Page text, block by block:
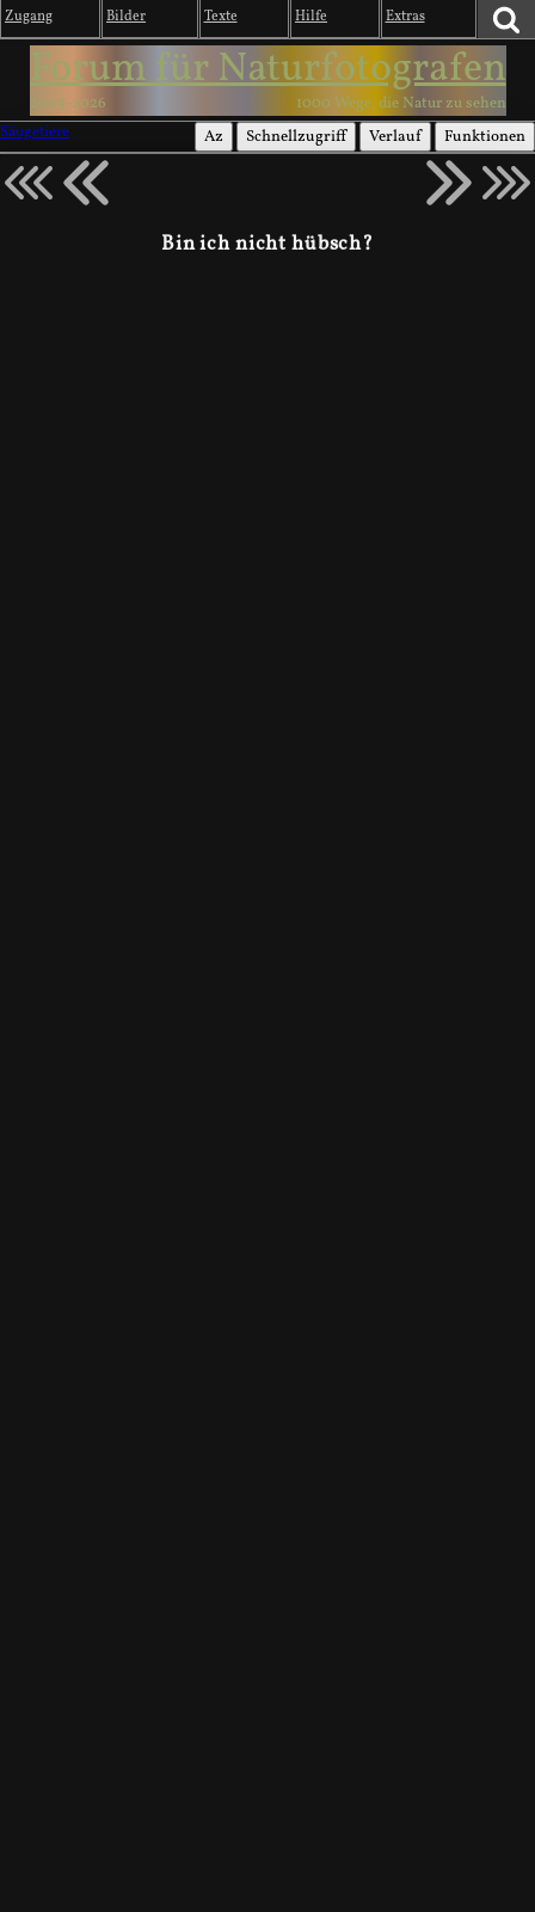
Zugang Bilder Texte Hilfe Extras
Forum für Naturfotografen
2003-2026
1000 Wege, die Natur zu sehen
Säugetiere
Az Schnellzugriff Verlauf Funktionen
Bin ich nicht hübsch?